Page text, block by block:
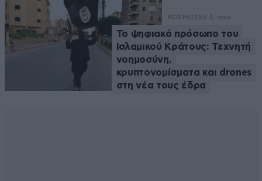
ΚΟΣΜΟΣ55 λ. πριν
Το ψηφιακό πρόσωπο του
Ισλαμικού Κράτους: Τεχνητή
νοημοσύνη,
κρυπτονομίσματα και drones
στη νέα τους έδρα